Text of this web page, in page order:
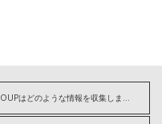
OUPはどのような情報を収集しますか?